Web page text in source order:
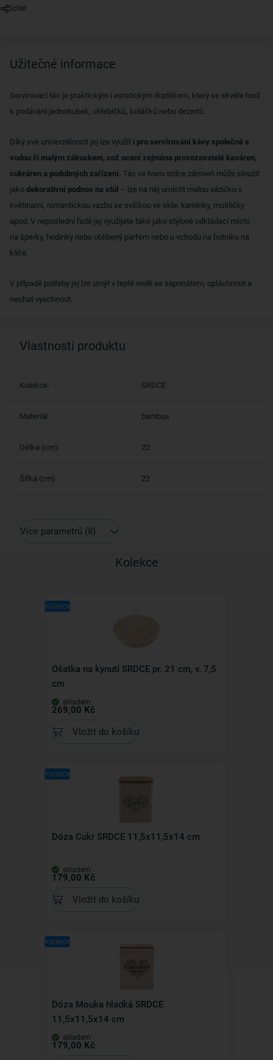
Sdílet
Užitečné informace
Servírovací tác je praktickým i estetickým doplňkem, který se skvěle hodí
k podávání jednohubek, chlebíčků, koláčků nebo dezertů.
Díky své univerzálnosti jej lze využít i pro servírování kávy společně s
vodou či malým zákuskem, což ocení zejména provozovatelé kaváren,
cukráren a podobných zařízení. Tác ve tvaru srdce zároveň může sloužit
jako dekorativní podnos na stůl – lze na něj umístit malou vázičku s
květinami, romantickou vazbu se svíčkou ve skle, kamínky, mušličky
apod. V neposlední řadě jej využijete také jako stylové odkládací místo
na šperky, hodinky nebo oblíbený parfém nebo u vchodu na botníku na
klíče.
V případě potřeby jej lze umýt v teplé vodě se saponátem, opláchnout a
nechat vyschnout.
Vlastnosti produktu
Kolekce: SRDCE
Materiál: bambus
Délka (cm): 22
Šířka (cm): 22
Více parametrů (8)
Kolekce
Kolekce
Ošatka na kynutí SRDCE pr. 21 cm, v. 7,5
cm
skladem
269,00 Kč
Vložit do košíku
Kolekce
Dóza Cukr SRDCE 11,5x11,5x14 cm
skladem
179,00 Kč
Vložit do košíku
Kolekce
Dóza Mouka hladká SRDCE
11,5x11,5x14 cm
skladem
179,00 Kč